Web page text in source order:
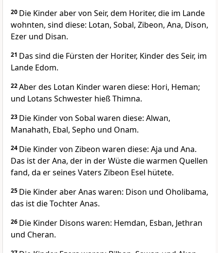
20 Die Kinder aber von Seir, dem Horiter, die im Lande
wohnten, sind diese: Lotan, Sobal, Zibeon, Ana, Dison,
Ezer und Disan.
21 Das sind die Fürsten der Horiter, Kinder des Seir, im
Lande Edom.
22Aber des Lotan Kinder waren diese: Hori, Heman;
und Lotans Schwester hieß Thimna.
23 Die Kinder von Sobal waren diese: Alwan,
Manahath, Ebal, Sepho und Onam.
24 Die Kinder von Zibeon waren diese: Aja und Ana.
Das ist der Ana, der in der Wüste die warmen Quellen
fand, da er seines Vaters Zibeon Esel hütete.
25 Die Kinder aber Anas waren: Dison und Oholibama,
das ist die Tochter Anas.
26 Die Kinder Disons waren: Hemdan, Esban, Jethran
und Cheran.